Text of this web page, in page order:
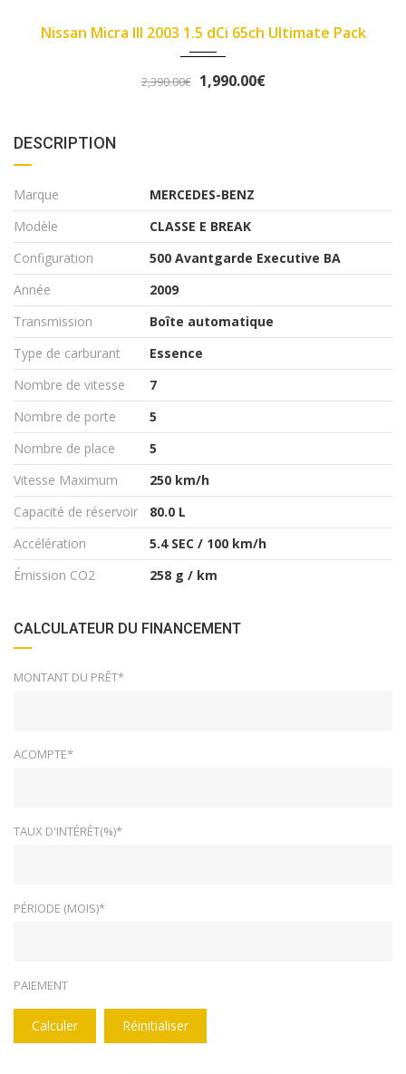
Fiat Panda II 2007 1.1 8v 54ch Dynamic
3,490.00€ 3,290.00€
DESCRIPTION
Marque
MERCEDES-BENZ
Modèle
CLASSE E BREAK
Configuration
500 Avantgarde Executive BA
Année
2009
Transmission
Boîte automatique
Type de carburant
Essence
Nombre de vitesse
7
Nombre de porte
5
Nombre de place
5
Vitesse Maximum
250 km/h
Capacité de réservoir
80.0 L
Accélération
5.4 SEC / 100 km/h
Émission CO2
258 g / km
CALCULATEUR DU FINANCEMENT
MONTANT DU PRÊT*
ACOMPTE*
TAUX D'INTÉRÊT(%)*
PÉRIODE (MOIS)*
PAIEMENT
Calculer Réinitialiser